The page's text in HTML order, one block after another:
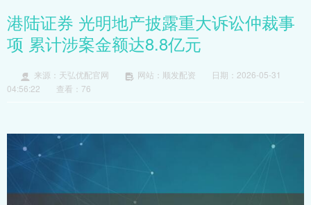
港陆证券 光明地产披露重大诉讼仲裁事
项 累计涉案金额达8.8亿元
来源：天弘优配官网 网站：顺发配资
日期：2026-05-31
04:56:22
查看：76